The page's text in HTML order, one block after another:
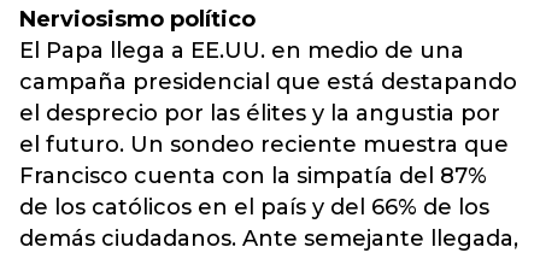
Nerviosismo político
El Papa llega a EE.UU. en medio de una
campaña presidencial que está destapando
el desprecio por las élites y la angustia por
el futuro. Un sondeo reciente muestra que
Francisco cuenta con la simpatía del 87%
de los católicos en el país y del 66% de los
demás ciudadanos. Ante semejante llegada,